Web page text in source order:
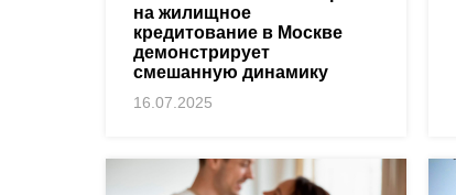
на жилищное
кредитование в Москве
демонстрирует
смешанную динамику
16.07.2025